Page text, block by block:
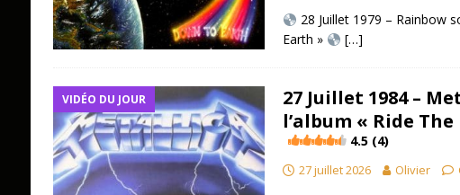
28 Juillet 1979 – Rainbow
Earth »
[…]
VIDÉO DU JOUR
27 Juillet 1984 –
l’album « Ride
4.5 (4)
27 juillet 2026 Olivier